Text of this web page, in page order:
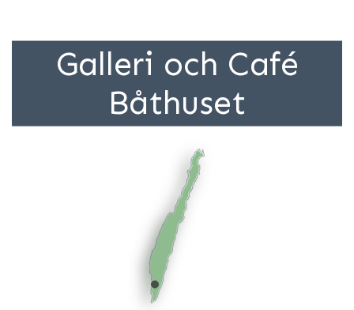
Galleri och Café
Båthuset